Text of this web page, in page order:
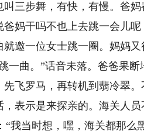
三步舞，有快，有慢。爸
妈干吗不也上去跳一会儿
邀一位女士跳一圈。妈妈
一曲。”话音未落。爸爸果断
罗马，再转机到翡冷翠。
表示是来探亲的。海关人员
“我当时想，嘿，海关都那么